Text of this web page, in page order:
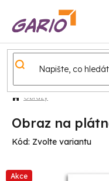
obsah
Obrazy
Obraz na
Kód: Zvolte variantu
Akce